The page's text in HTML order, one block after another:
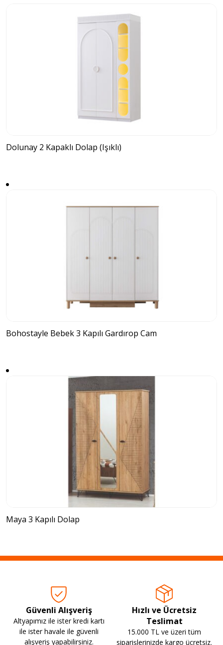
Dolunay 2 Kapaklı Dolap (Işıklı)
Bohostayle Bebek 3 Kapılı Gardırop Cam
Maya 3 Kapılı Dolap
Güvenli Alışveriş
Altyapımız ile ister kredi kartı
ile ister havale ile güvenli
alışveriş yapabilirsiniz.
Hızlı ve Ücretsiz
Teslimat
15.000 TL ve üzeri tüm
siparişlerinizde kargo ücretsiz.